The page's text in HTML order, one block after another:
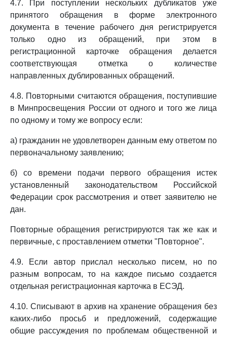
4.7. При поступлении нескольких дубликатов уже
принятого обращения в форме электронного
документа в течение рабочего дня регистрируется
только одно из обращений, при этом в
регистрационной карточке обращения делается
соответствующая отметка о количестве
направленных дублированных обращений.
4.8. Повторными считаются обращения, поступившие
в Минпросвещения России от одного и того же лица
по одному и тому же вопросу если:
а) гражданин не удовлетворен данным ему ответом по
первоначальному заявлению;
б) со времени подачи первого обращения истек
установленный законодательством Российской
Федерации срок рассмотрения и ответ заявителю не
дан.
Повторные обращения регистрируются так же как и
первичные, с проставлением отметки "Повторное".
4.9. Если автор прислал несколько писем, но по
разным вопросам, то на каждое письмо создается
отдельная регистрационная карточка в ЕСЭД.
4.10. Списывают в архив на хранение обращения без
каких-либо просьб и предложений, содержащие
общие рассуждения по проблемам общественной и